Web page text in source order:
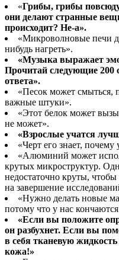
«Грибы, грибы
они делают странные
происходит? Не-а».
«Микроволновые печи
нибудь нагреть».
«Музыка выражает
Прочитай следующие 200
ответа».
«Песок может смыться,
важные штуки».
«Этот белок может
не может».
«Взрослые учатся
«Черт его знает,
«Алюминий может
крутых микроструктур.
недостаточно круты,
на завершение
«Нужно делать новые
потому что у нас
«Если вы положите
он разбухнет. Если вы
в себя тканевую
кожа!»